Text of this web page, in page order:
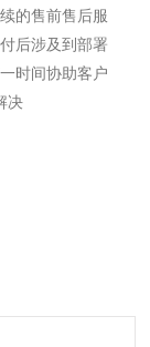
的售前售后服
后涉及到部署
时间协助客户
决